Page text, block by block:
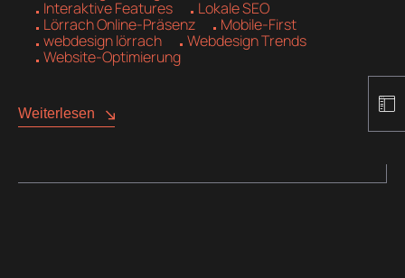
Interaktive Features
Lokale SEO
Lörrach Online-Präsenz
Mobile-First
webdesign lörrach
Webdesign Trends
Website-Optimierung
Weiterlesen